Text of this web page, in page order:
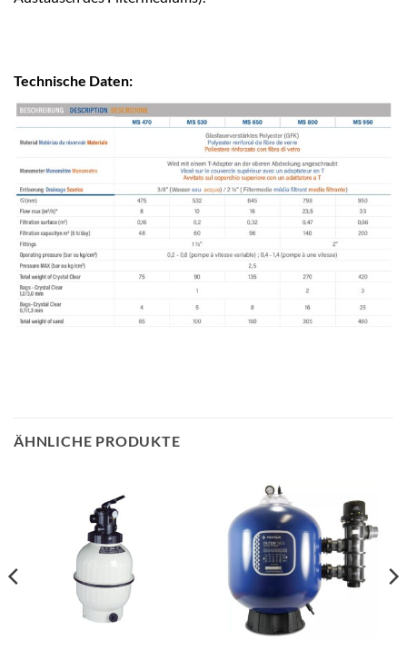
Technische Daten:
ÄHNLICHE PRODUKTE